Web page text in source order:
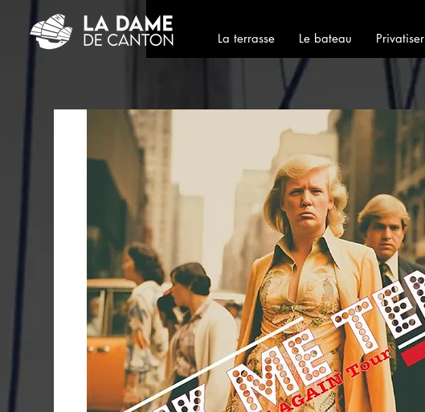
La terrasse Le bateau Privatiser